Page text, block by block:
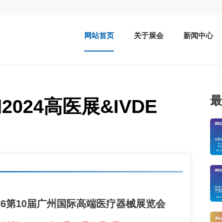
网站首页 关于展会 新闻中心
高医展&IVDE
第10届广州国际高端医疗器械展览会